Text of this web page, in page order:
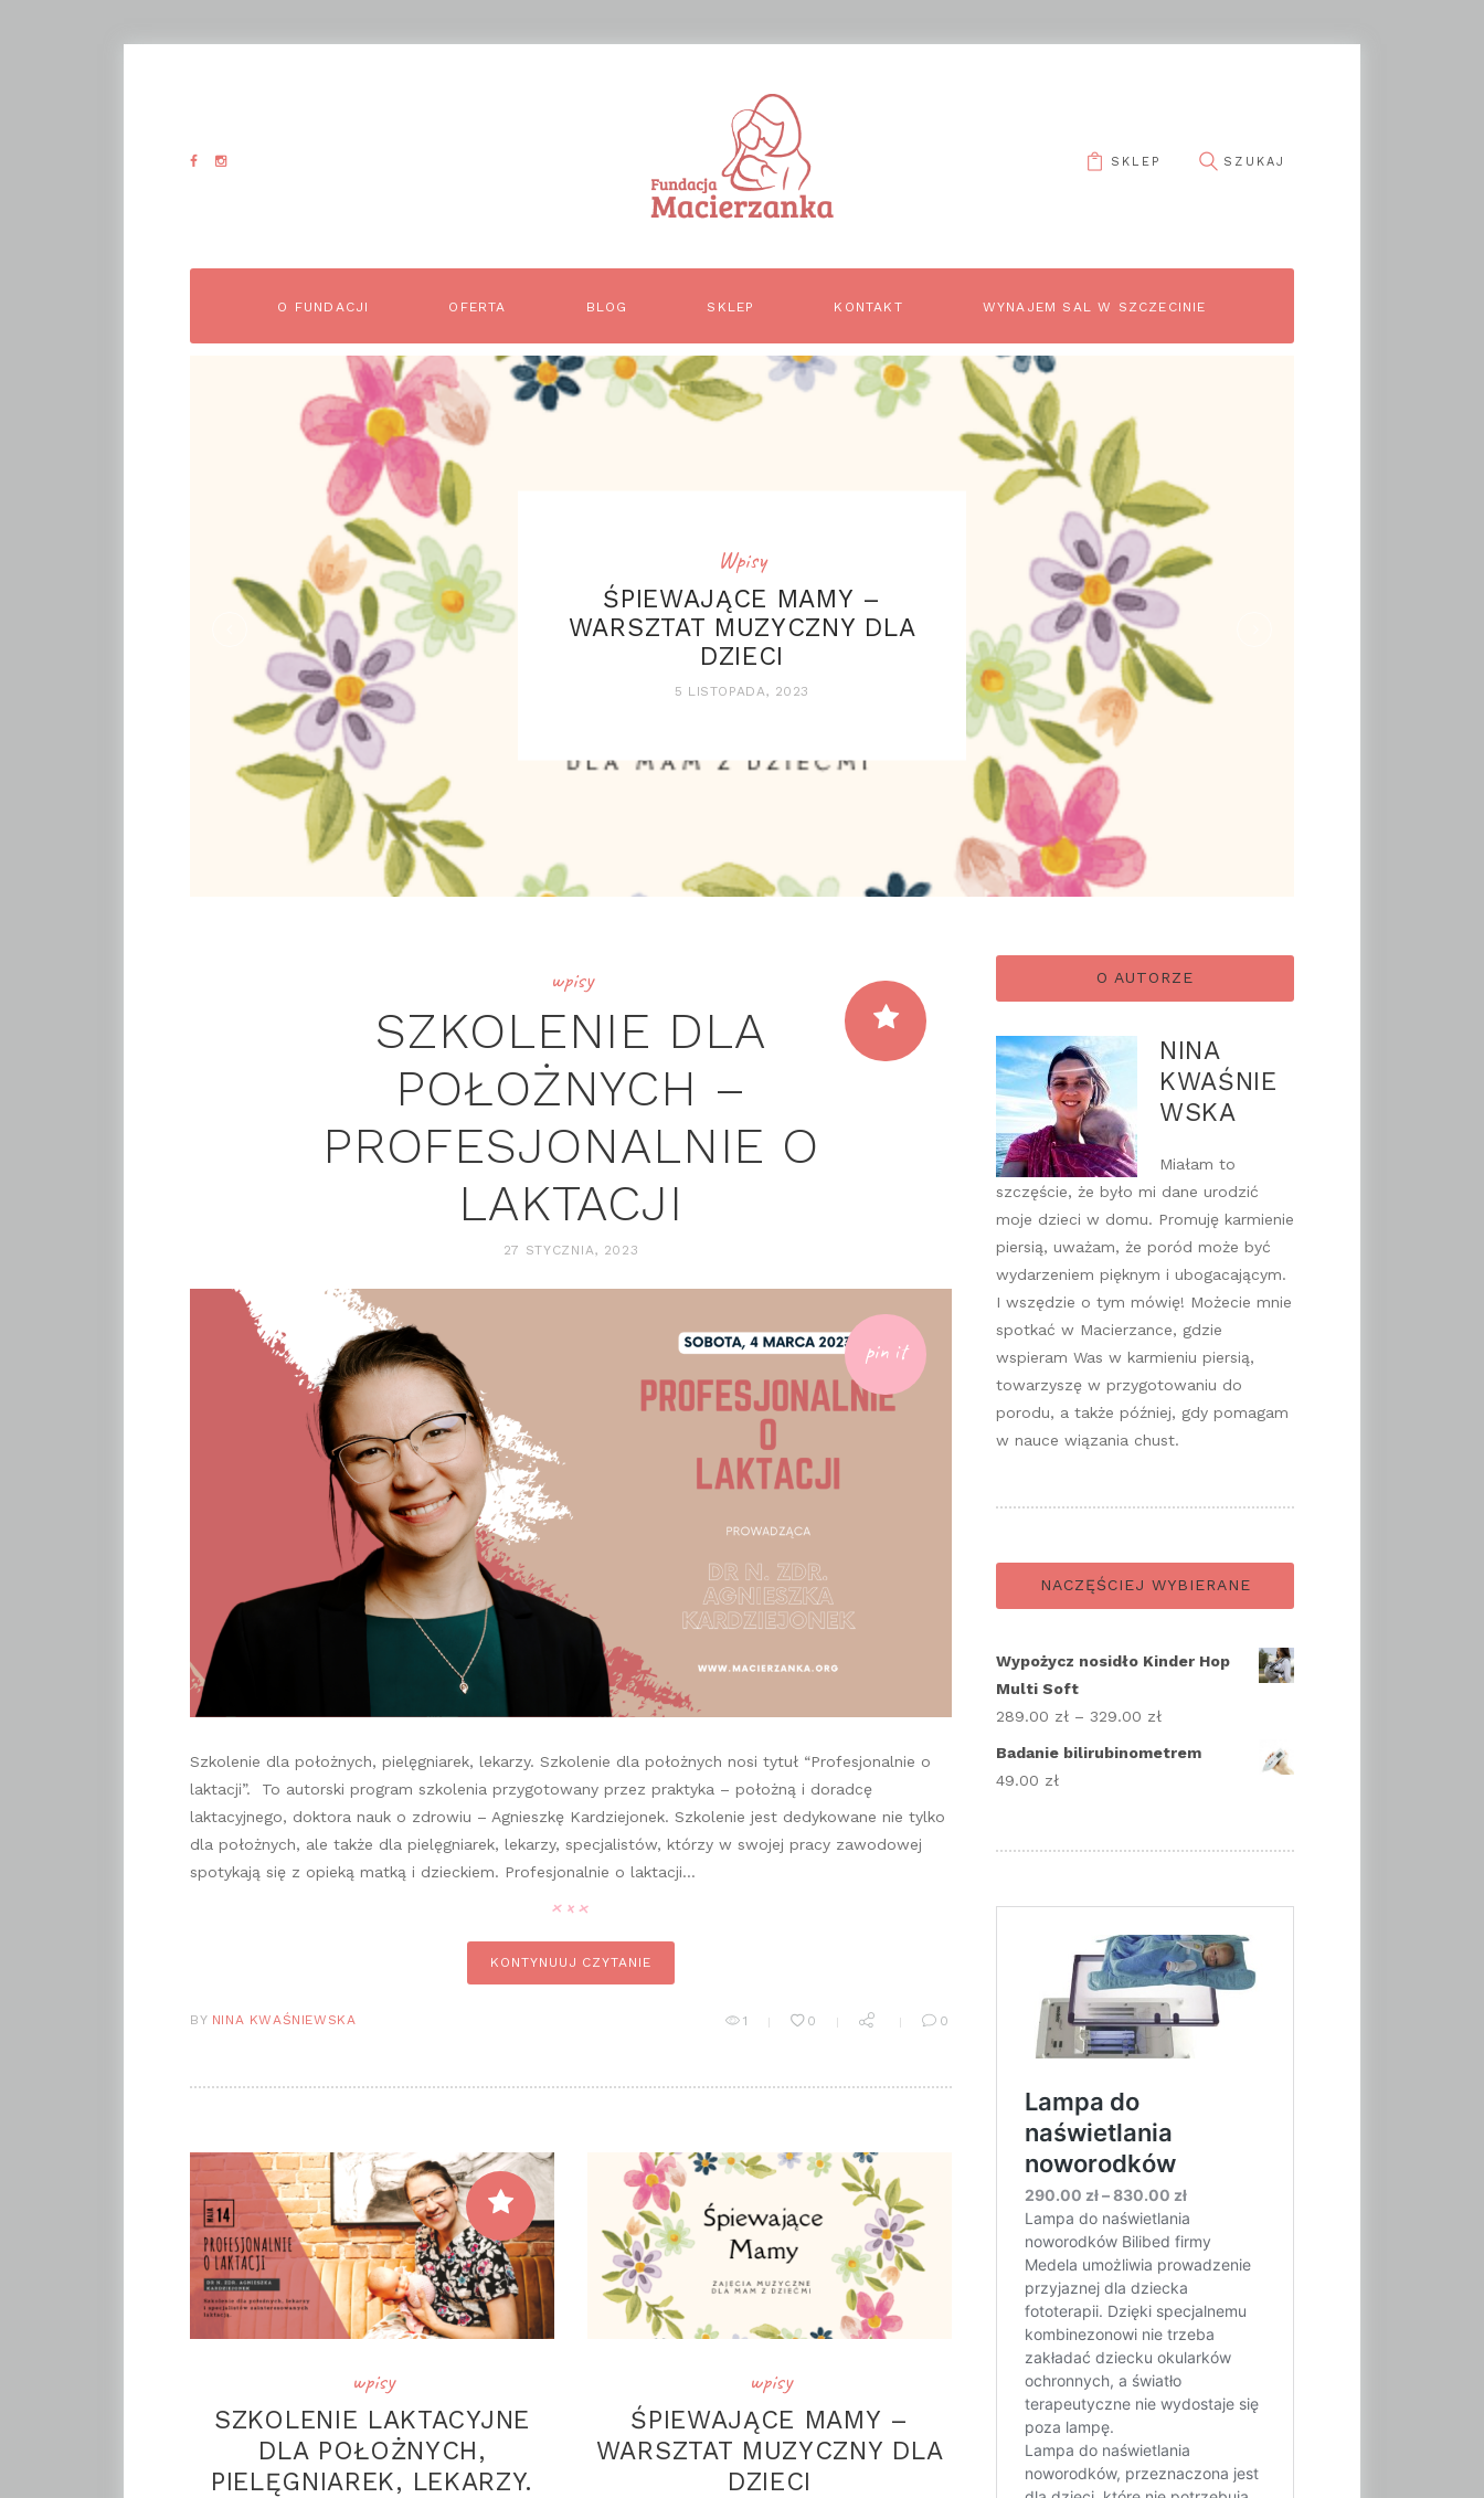
SKLEP
O FUNDACJI OFERTA BLOG SKLEP KONTAKT WYNAJEM SAL W SZCZECINIE
Wpisy
ŚPIEWAJĄCE MAMY –
WARSZTAT MUZYCZNY DLA
DZIECI
5 LISTOPADA, 2023
wpisy
SZKOLENIE DLA
POŁOŻNYCH –
PROFESJONALNIE O
LAKTACJI
27 STYCZNIA, 2023
pin it
Szkolenie dla położnych, pielęgniarek, lekarzy. Szkolenie dla położnych nosi tytuł “Profesjonalnie o
laktacji”. To autorski program szkolenia przygotowany przez praktyka – położną i doradcę
laktacyjnego, doktora nauk o zdrowiu – Agnieszkę Kardziejonek. Szkolenie jest dedykowane nie tylko
dla położnych, ale także dla pielęgniarek, lekarzy, specjalistów, którzy w swojej pracy zawodowej
spotykają się z opieką matką i dzieckiem. Profesjonalnie o laktacji…
KONTYNUUJ CZYTANIE
BY NINA KWAŚNIEWSKA 1 0 0
pin it
wpisy
SZKOLENIE LAKTACYJNE
DLA POŁOŻNYCH,
PIELĘGNIAREK, LEKARZY.
wpisy
ŚPIEWAJĄCE MAMY –
WARSZTAT MUZYCZNY DLA
DZIECI
O AUTORZE
NINA
KWAŚNIE
WSKA
Miałam to
szczęście, że było mi dane urodzić
moje dzieci w domu. Promuję karmienie
piersią, uważam, że poród może być
wydarzeniem pięknym i ubogacającym.
I wszędzie o tym mówię! Możecie mnie
spotkać w Macierzance, gdzie
wspieram Was w karmieniu piersią,
towarzyszę w przygotowaniu do
porodu, a także później, gdy pomagam
w nauce wiązania chust.
NACZĘŚCIEJ WYBIERANE
Wypożycz nosidło Kinder Hop
Multi Soft
289.00 zł – 329.00 zł
329.00 zł
Badanie bilirubinometrem
49.00 zł